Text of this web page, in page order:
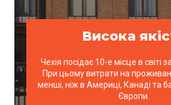
Висока
Чехія посідає 10-е місце в світі
При цьому витрати на
менші, ніж в Америці, Канаді та
Європи.